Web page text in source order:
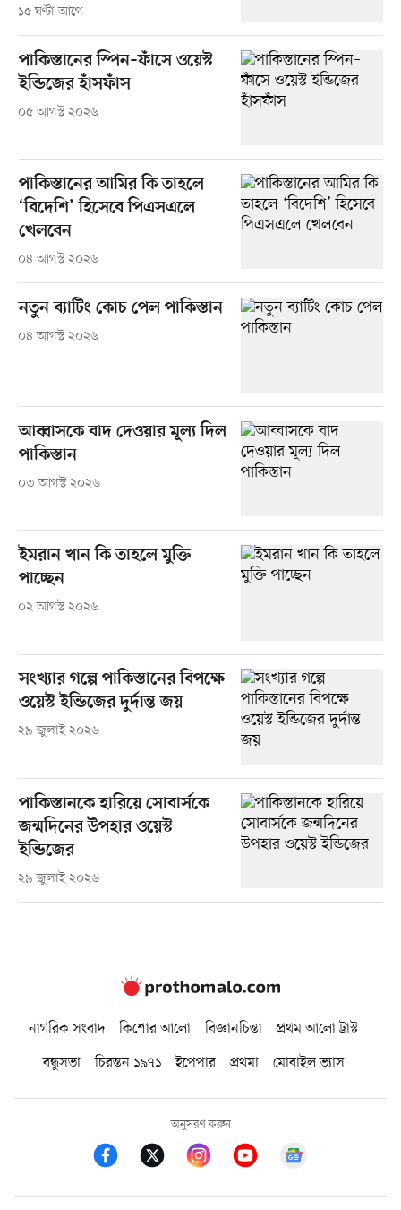
১৫ ঘণ্টা আগে
পাকিস্তানের স্পিন–ফাঁসে ওয়েস্ট
ইন্ডিজের হাঁসফাঁস
০৫ আগস্ট ২০২৬
পাকিস্তানের আমির কি তাহলে
‘বিদেশি’ হিসেবে পিএসএলে
খেলবেন
০৪ আগস্ট ২০২৬
নতুন ব্যাটিং কোচ পেল পাকিস্তান
০৪ আগস্ট ২০২৬
আব্বাসকে বাদ দেওয়ার মূল্য দিল
পাকিস্তান
০৩ আগস্ট ২০২৬
ইমরান খান কি তাহলে মুক্তি
পাচ্ছেন
০২ আগস্ট ২০২৬
সংখ্যার গল্পে পাকিস্তানের বিপক্ষে
ওয়েস্ট ইন্ডিজের দুর্দান্ত জয়
২৯ জুলাই ২০২৬
পাকিস্তানকে হারিয়ে সোবার্সকে
জন্মদিনের উপহার ওয়েস্ট
ইন্ডিজের
২৯ জুলাই ২০২৬
নাগরিক সংবাদ কিশোর আলো বিজ্ঞানচিন্তা
প্রথম আলো ট্রাস্ট
বন্ধুসভা
চিরন্তন ১৯৭১ ইপেপার প্রথমা মোবাইল ভ্যাস
অনুসরণ করুন